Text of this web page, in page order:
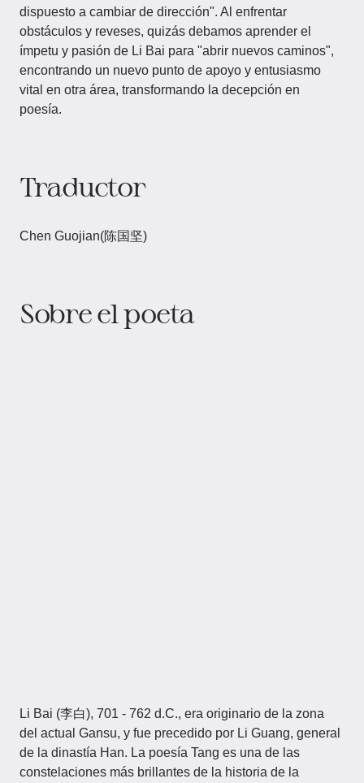
dispuesto a cambiar de dirección". Al enfrentar
obstáculos y reveses, quizás debamos aprender el
ímpetu y pasión de Li Bai para "abrir nuevos caminos",
encontrando un nuevo punto de apoyo y entusiasmo
vital en otra área, transformando la decepción en
poesía.
Traductor
Chen Guojian(陈国坚)
Sobre el poeta
Li Bai (李白), 701 - 762 d.C., era originario de la zona
del actual Gansu, y fue precedido por Li Guang, general
de la dinastía Han. La poesía Tang es una de las
constelaciones más brillantes de la historia de la